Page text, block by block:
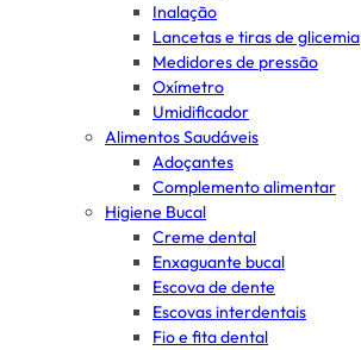
Inalação
Lancetas e tiras de glicemia
Medidores de pressão
Oxímetro
Umidificador
Alimentos Saudáveis
Adoçantes
Complemento alimentar
Higiene Bucal
Creme dental
Enxaguante bucal
Escova de dente
Escovas interdentais
Fio e fita dental